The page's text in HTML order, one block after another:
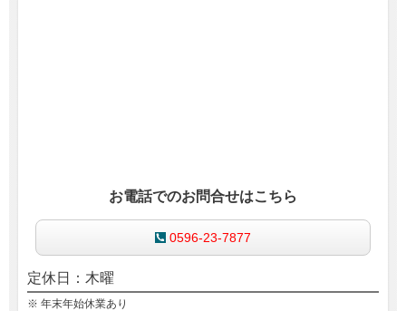
お電話でのお問合せはこちら
0596-23-7877
定休日：木曜
※ 年末年始休業あり